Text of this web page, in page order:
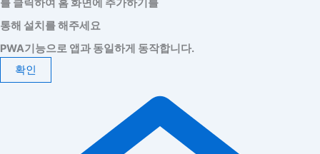
를 클릭하여 홈 화면에 추가하기를
통해 설치를 해주세요
PWA기능으로 앱과 동일하게 동작합니다.
확인